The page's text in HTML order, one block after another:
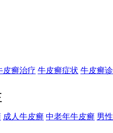
皮癣治疗 牛皮癣症状 牛皮癣
成人牛皮癣 中老年牛皮癣 男